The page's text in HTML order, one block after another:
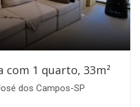
com 1 quarto, 33m²
dos Campos-SP